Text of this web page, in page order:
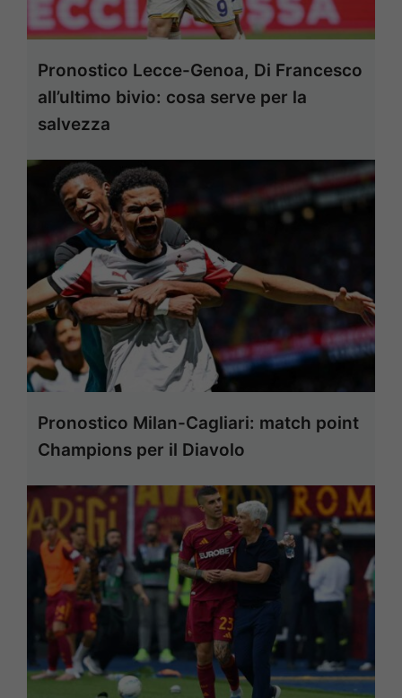
Pronostico Lecce-Genoa, Di Francesco
all’ultimo bivio: cosa serve per la
salvezza
Pronostico Milan-Cagliari: match point
Champions per il Diavolo